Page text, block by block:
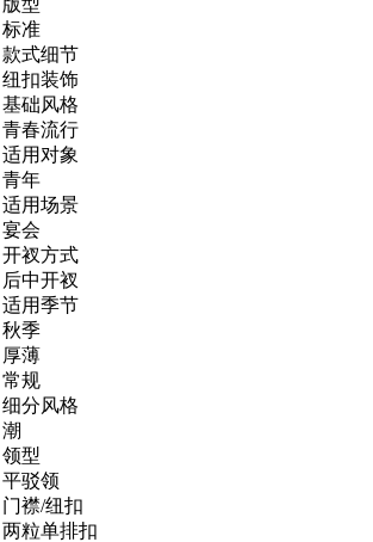
版型
标准
款式细节
纽扣装饰
基础风格
青春流行
适用对象
青年
适用场景
宴会
开衩方式
后中开衩
适用季节
秋季
厚薄
常规
细分风格
潮
领型
平驳领
门襟/纽扣
两粒单排扣